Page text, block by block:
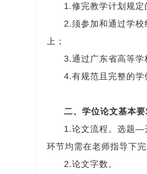
1.修完教学计划规定
2.须参加和通过学
上；
3.通过广东省高等
4.有规范且完整的学
二、学位论文基本要
1.论文流程。选题
环节均需在老师指导下完
2.论文字数。